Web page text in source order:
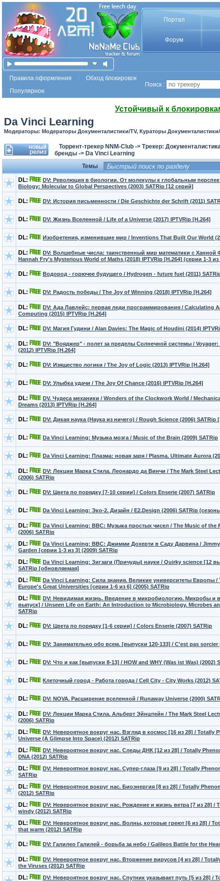
Портал
Форум
Правила оформления
Обход блокировок
Популярное
Поиск :
Устойчивый к
Da Vinci Learning
Модераторы: Модераторы Документалистики/TV, Кураторы
Торрент-трекер NNM-Club -> Трекер:
бренды -> Da Vinci Learning
Темы
DL:
DV: Революция в биологии. От молекулы к глобальным
Biology: Molecular to Global Perspectives (2003) SATRip [12 серий]
DL: DV: История письменности / Die Geschichte der Schrift (2011)
DL: DV: Жизнь Вселенной / Life of a Universe (2017) IPTVRip [H.264]
DL: Изобретения, изменившие мир / Inventions That Built Our World
DL:
DV: Волшебные числа: таинственный мир математики с Ханной
Hannah Fry's Mysterious World of Maths (2018) IPTVRip [H.264] (серии 1-3 из
DL: Водород - горючее будущего / Hydrogen - future fuel (2011)
DL: DV: Радость победы / The Joy of Winning (2018) IPTVRip [H.264]
DL:
DV: Ада Лавлейс: первая леди программирования / Calculating
Computing (2015) IPTVRip [H.264]
DL: DV: Магия Гудини / Alan Davies: The Magic of Houdini (2014)
DL:
DV: "Вояджер" - полет за пределы Солнечной системы /
(2012) IPTVRip [H.264]
DL: DV: Изящество логики / The Joy of Logic (2013) IPTVRip [H.264]
DL: DV: Улыбка удачи / The Joy Of Chance (2016) IPTVRip [H.264]
DL:
DV. Чудеса механики / Wonders of the Clockwork World /
Dreams (2013) IPTVRip [H.264]
DL: DV: Дикая наука (Наука из ничего) / Rough Science (2006) SATRip
DL: Da Vinci Learning: Музыка мозга / Music of the Brain (2009) SATRip
DL: Da Vinci Learning: Плазма: новая заря / Plasma. Ultimate Aurora
DL:
DV: Лекции Марка Стила. Леонардо да Винчи / The Mark Steel
(2006) SATRip
DL: DV: Цвета по порядку [7-10 серии] / Colors Enserie (2007) SATRip
DL: Da Vinci Learning: Эко-2. Дизайн / E2.Design (2006) SATRip
DL:
Da Vinci Learning: BBC: Музыка простых чисел / The Music of the
(2006) SATRip
DL:
Da Vinci Learning: BBC: Джимми Дохерти в Саду Дарвина /
Garden [серии 1-3 из 3] (2009) SATRip
DL:
Da Vinci Learning: Зигзаги (Причуды) науки / Quirky science [12
SATRip [обновляемая]
DL:
Da Vinci Learning: Сила знания. Великие университеты Европы /
Europe's Great Universities [серии 1-6 из 6] (2005) SATRip
DL:
DV: Невидимая жизнь. Введение в микробиологию. Микробы и
выпуск] / Unseen Life on Earth: An Introduction to Microbiology. Microbes
SATRip
DL: DV: Цвета по порядку [1-6 серии] / Colors Enserie (2007) SATRip
DL: DV: Занимательно обо всем. [выпуски 120-133] / C'est pas sorcier
DL: DV: Что и как [выпуски 8-13] / HOW and WHY (Was ist Was) (2002)
DL: Клеточный город - Работа города / Cell City - City Works (2012)
DL: DV: NOVA. Расширение вселенной / Runaway Universe (2000)
DL:
DV: Лекции Марка Стила. Альберт Эйнштейн / The Mark Steel
(2006) SATRip
DL:
DV: Невероятное вокруг нас. Взгляд в космос [16 из 28] / Totally
Universe (A Glimpse Into Space) (2012) SATRip
DL:
DV: Невероятное вокруг нас. Следы ДНК [12 из 28] / Totally
DNA (2012) SATRip
DL:
DV: Невероятное вокруг нас. Супер-глаза [9 из 28] / Totally
SATRip
DL:
DV: Невероятное вокруг нас. Биоэнергия [8 из 28] / Totally
(2012) SATRip
DL:
DV: Невероятное вокруг нас. Рождение и жизнь ветра [7 из 28] /
windy (2012) SATRip
DL:
DV: Невероятное вокруг нас. Волны, которые греют [6 из 28] /
that warm (2012) SATRip
DL: DV: Галилео Галилей - борьба за небо / Galileos Battle for the
DL:
DV: Невероятное вокруг нас. Вторжение вирусов [4 из 28] /
the Viruses (2012) SATRip
DL:
DV: Невероятное вокруг нас. Спутник указывает путь [5 из 28] /